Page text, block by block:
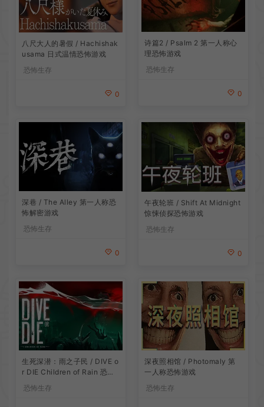
八尺大人的暑假 / Hachishak
usama 日式温情恐怖游戏
恐怖生存
0
诗篇2 / Psalm 2 第一人称心
理恐怖游戏
恐怖生存
0
深巷 / The Alley 第一人称恐
怖解密游戏
恐怖生存
0
午夜轮班 / Shift At Midnight
惊悚侦探恐怖游戏
恐怖生存
0
生死深潜：雨之子民 / DIVE o
r DIE Children of Rain 恐怖
恐怖生存
深夜照相馆 / Photomaly 第
一人称恐怖游戏
恐怖生存